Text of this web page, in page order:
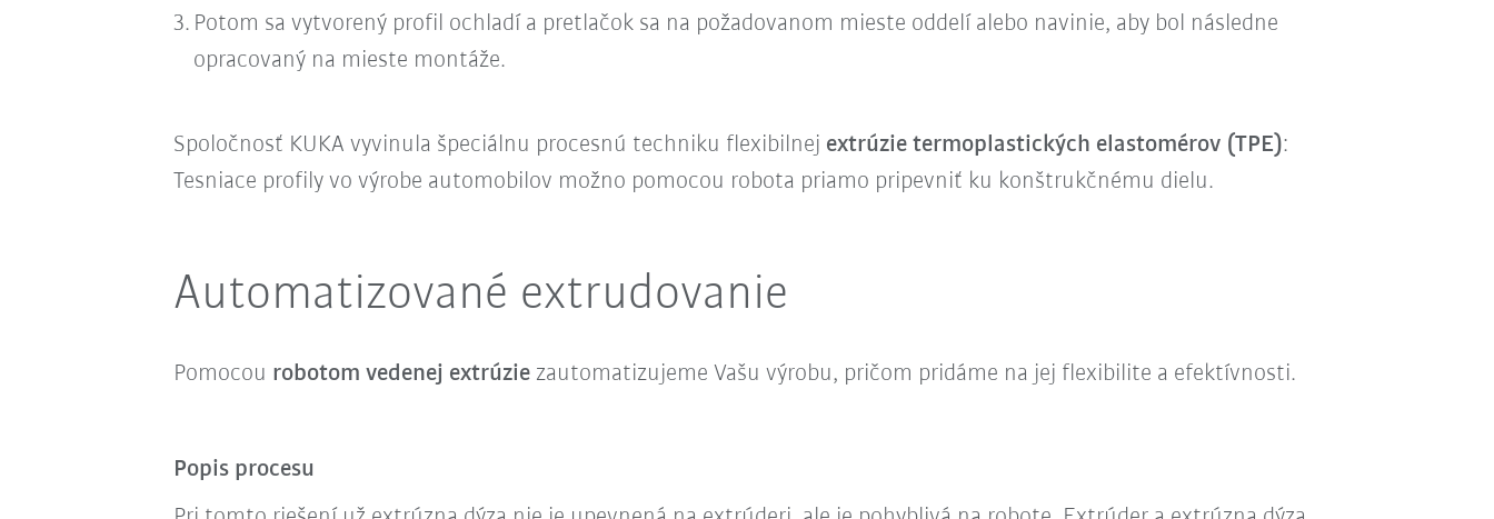
Potom sa vytvorený profil ochladí a pretlačok sa na požadovanom mieste oddelí alebo navinie, aby bol následne
opracovaný na mieste montáže.
Spoločnosť KUKA vyvinula špeciálnu procesnú techniku flexibilnej extrúzie termoplastických elastomérov (TPE):
Tesniace profily vo výrobe automobilov možno pomocou robota priamo pripevniť ku konštrukčnému dielu.
Automatizované extrudovanie
Pomocou robotom vedenej extrúziezautomatizujeme Vašu výrobu, pričom pridáme na jej flexibilite a efektívnosti.
Popis procesu